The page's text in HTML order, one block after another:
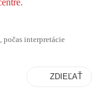
počas interpretácie
ZDIEĽAŤ